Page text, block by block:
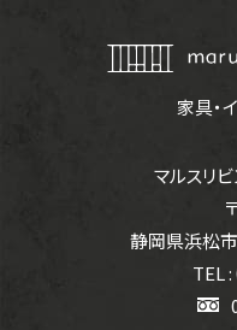
家具・
マルスリ
静岡県浜松
TEL